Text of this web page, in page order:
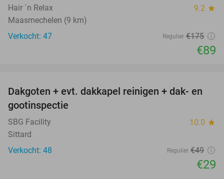
Hair ´n Relax 9.2 star
Maasmechelen (9 km)
Verkocht: 47
Regulier €175
€89
41%
Dakgoten + evt. dakkapel reinigen + dak- en
gootinspectie
SBG Facility 10.0 star
Sittard
Verkocht: 48
Regulier €49
€29